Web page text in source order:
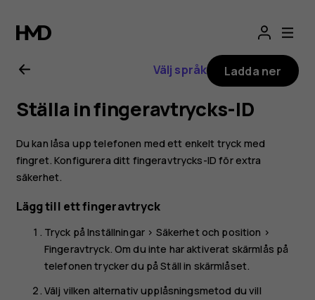
för
Nokia
8.1
Välj språk Ladda ner
Ställa in fingeravtrycks-ID
Du kan låsa upp telefonen med ett enkelt tryck med
fingret. Konfigurera ditt fingeravtrycks-ID för extra
säkerhet.
Lägg till ett fingeravtryck
Tryck påInställningar > Säkerhet och position >
Fingeravtryck. Om du inte har aktiverat skärmlås på
telefonen trycker du påStäll in skärmlåset.
Välj vilken alternativ upplåsningsmetod du vill